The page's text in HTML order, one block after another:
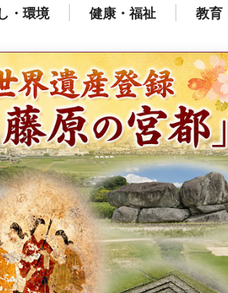
・環境 健康・福祉 教育
県広報誌
2026年8